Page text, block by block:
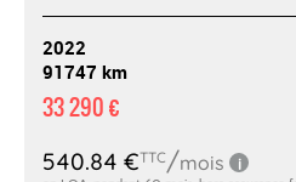
2022
91747 km
33 290 €